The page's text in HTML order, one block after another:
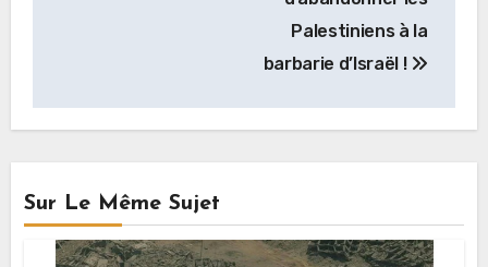
Palestiniens à la
barbarie d’Israël !
Sur Le Même Sujet